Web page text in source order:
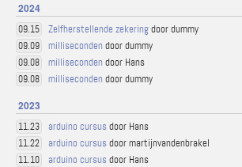
2024
09.15 Zelfherstellende zekeringdoor dummy
09.09 milliseconden door dummy
09.08 milliseconden door Hans
09.08 milliseconden door dummy
2023
11.23 arduino cursus door Hans
11.22 arduino cursus door martijnvandenbrakel
11.10 arduino cursus door Hans